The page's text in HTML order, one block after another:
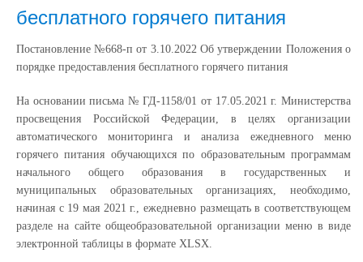
бесплатного горячего питания
Постановление №668-п от 3.10.2022 Об утверждении Положения о
порядке предоставления бесплатного горячего питания
На основании письма № ГД-1158/01 от 17.05.2021 г. Министерства
просвещения Российской Федерации, в целях организации
автоматического мониторинга и анализа ежедневного меню
горячего питания обучающихся по образовательным программам
начального общего образования в государственных и
муниципальных образовательных организациях, необходимо,
начиная с 19 мая 2021 г., ежедневно размещать в соответствующем
разделе на сайте общеобразовательной организации меню в виде
электронной таблицы в формате XLSX.